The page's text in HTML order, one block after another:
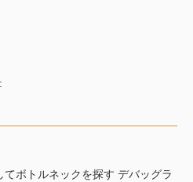
ボトルネックを探す デバッグラ